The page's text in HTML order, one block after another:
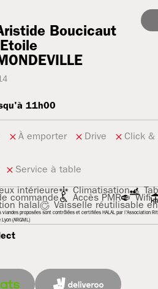
Boucicaut
11h00
À emporter Drive Click &
Service à table
intérieure Climatisation
commande Accès PMR Wifi
halal Vaisselle réutilisable
viandes proposées sont contrôlées et certifiées HALAL par l'Association
(ARGML)